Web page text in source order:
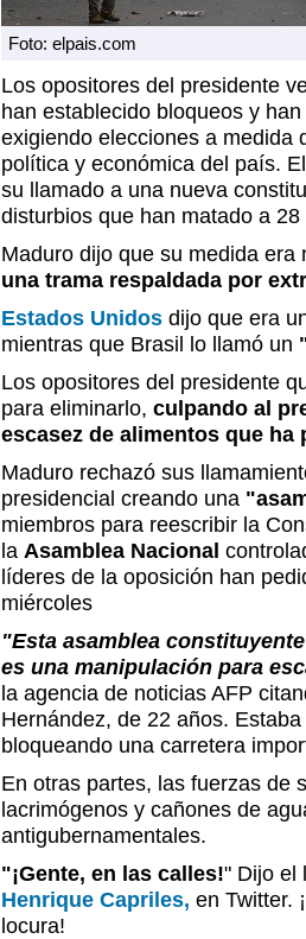
Foto: elpais.com
Los opositores del presidente
han establecido bloqueos y
exigiendo elecciones a medida
política y económica del país.
su llamado a una nueva
disturbios que han matado a
Maduro dijo que su medida era
una trama respaldada por
Estados Unidos dijo que era
mientras que Brasil lo llamó un
Los opositores del presidente
para eliminarlo, culpando al
escasez de alimentos que
Maduro rechazó sus
presidencial creando una
miembros para reescribir la
la Asamblea Nacional
líderes de la oposición han
miércoles
"Esta asamblea
es una manipulación para
la agencia de noticias AFP
Hernández, de 22 años.
bloqueando una carretera
En otras partes, las fuerzas de
lacrimógenos y cañones de
antigubernamentales.
"¡Gente, en las calles!" Dijo el
Henrique Capriles, en Twitter.
locura!